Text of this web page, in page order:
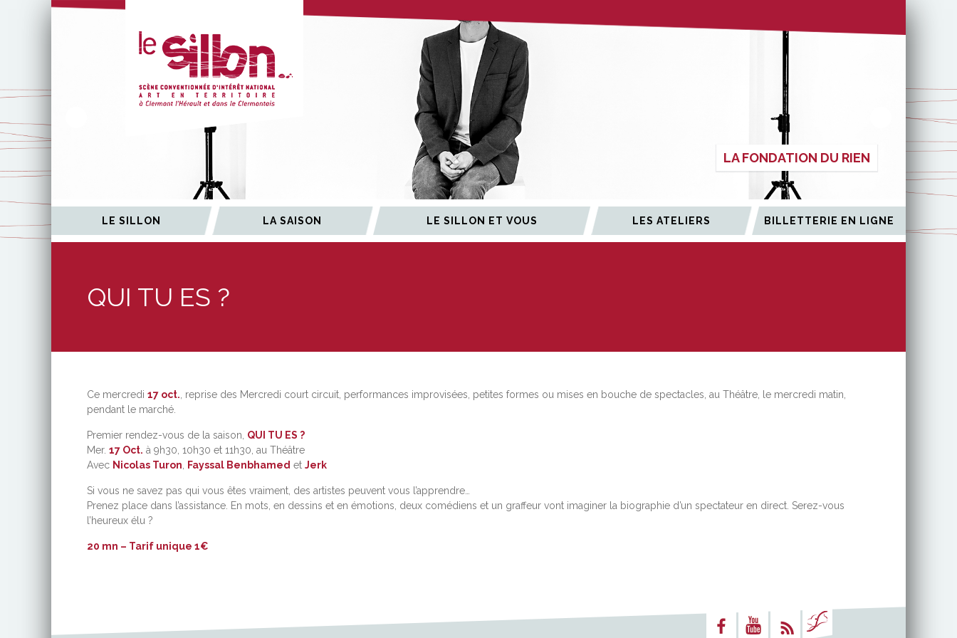
LA FONDATION DU RIEN
LE SILLON LA SAISON LE SILLON ET VOUS LES ATELIERS BILLETTERIE EN LIGNE
QUI TU ES ?
Ce mercredi 17 oct. , reprise des Mercredi court circuit, performances improvisées, petites formes ou mises en bouche de spectacles, au Théâtre, le mercredi matin,
pendant le marché.
Premier rendez-vous de la saison, QUI TU ES ?
Mer. 17 Oct. à 9h30, 10h30 et 11h30, au Théâtre
Avec Nicolas Turon Fayssal Benbhamed et Jerk
Si vous ne savez pas qui vous êtes vraiment, des artistes peuvent vous l’apprendre…
Prenez place dans l’assistance. En mots, en dessins et en émotions, deux comédiens et un graffeur vont imaginer la biographie d’un spectateur en direct. Serez-vous
l’heureux élu ?
20 mn – Tarif unique 1€